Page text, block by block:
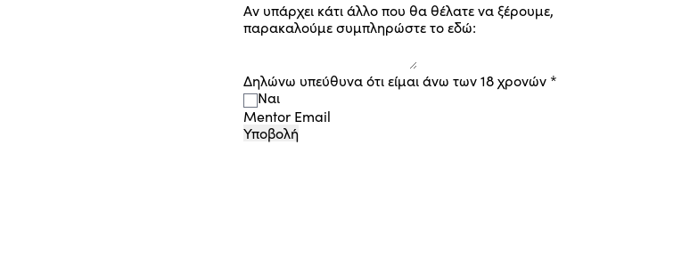
Αν υπάρχει κάτι άλλο που θα θέλατε να ξέρουμε,
παρακαλούμε συμπληρώστε το εδώ:
Δηλώνω υπεύθυνα ότι είμαι άνω των 18 χρονών *
Ναι
Mentor Email
Υποβολή